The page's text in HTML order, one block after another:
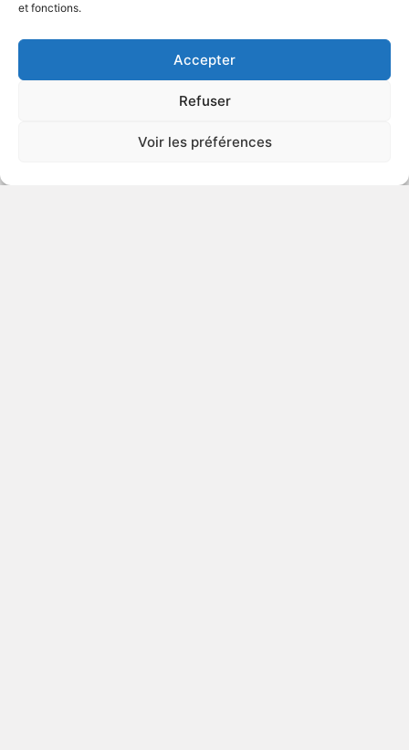
et fonctions.
Accepter
Refuser
Voir les préférences
Le repêchage